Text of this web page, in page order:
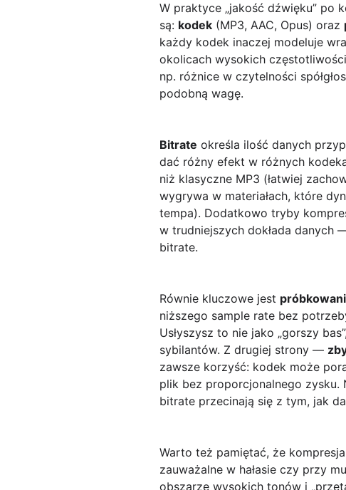
W praktyce „jakość dźwięku” po
są: kodek (MP3, AAC, Opus) oraz
każdy kodek inaczej modeluje
okolicach wysokich
np. różnice w czytelności
podobną wagę.
Bitrate określa ilość danych
dać różny efekt w różnych
niż klasyczne MP3 (łatwiej
wygrywa w materiałach, które
tempa). Dodatkowo tryby
w trudniejszych dokłada danych
bitrate.
Równie kluczowe jest
niższego sample rate bez
Usłyszysz to nie jako „gorszy
sybilantów. Z drugiej strony —
zawsze korzyść: kodek może
plik bez proporcjonalnego zysku.
bitrate przecinają się z tym, jak
Warto też pamiętać, że
zauważalne w hałasie czy przy
obszarze wysokich tonów i